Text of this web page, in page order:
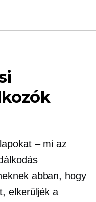
– mi az
abban, hogy
elkerüljék a